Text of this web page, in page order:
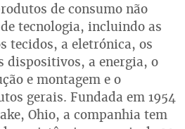
de consumo não
tecnologia, incluindo as
tecidos, a eletrónica, os
dispositivos, a energia, o
e montagem e o
gerais. Fundada em 1954
Ohio, a companhia tem